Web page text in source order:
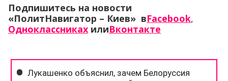
Подпишитесь на новости
«ПолитНавигатор – Киев» вFacebook,
Одноклассниках илиВконтакте